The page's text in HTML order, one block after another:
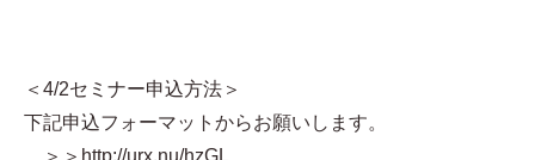
＜4/2セミナー申込方法＞
下記申込フォーマットからお願いします。
＞＞http://urx.nu/hzGL